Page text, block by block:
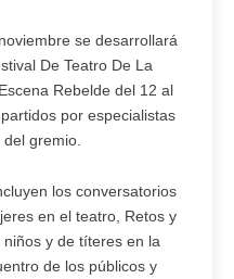
se desarrollará
De Teatro De La
Rebelde del 12 al
por especialistas
gremio.
los conversatorios
en el teatro, Retos y
y de títeres en la
de los públicos y